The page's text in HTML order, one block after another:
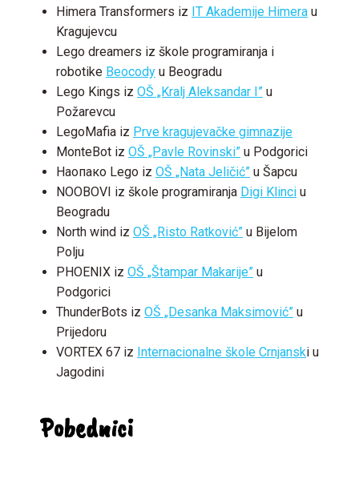
Himera Transformers iz IT Akademije Himera u
Kragujevcu
Lego dreamers iz škole programiranja i
robotike Beocody u Beogradu
Lego Kings iz OŠ „Kralj Aleksandar I” u
Požarevcu
LegoMafia iz Prve kragujevačke gimnazije
MonteBot iz OŠ „Pavle Rovinski” u Podgorici
Наопако Lego iz OŠ „Nata Jeličić” u Šapcu
NOOBOVI iz škole programiranja Digi Klinci u
Beogradu
North wind iz OŠ „Risto Ratković” u Bijelom
Polju
PHOENIX iz OŠ „Štampar Makarije” u
Podgorici
ThunderBots iz OŠ „Desanka Maksimović” u
Prijedoru
VORTEX 67 iz Internacionalne škole Crnjanski u
Jagodini
Pobednici